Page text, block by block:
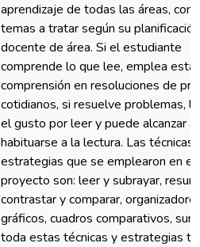
aprendizaje de todas las áreas, con
temas a tratar según su
docente de área. Si el estudiante
comprende lo que lee, emplea esta
comprensión en resoluciones de
cotidianos, si resuelve problemas,
el gusto por leer y puede alcanzar
habituarse a la lectura. Las técnicas
estrategias que se emplearon en el
proyecto son: leer y subrayar,
contrastar y comparar,
gráficos, cuadros comparativos,
toda estas técnicas y estrategias